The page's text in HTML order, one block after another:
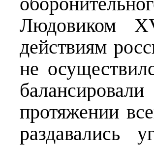
Людовиком
действиям
не
протяжении
раздавались